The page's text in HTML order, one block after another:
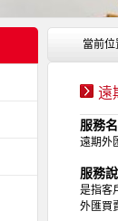
當前
遠
服務
遠期外
服務
是指客
外匯買